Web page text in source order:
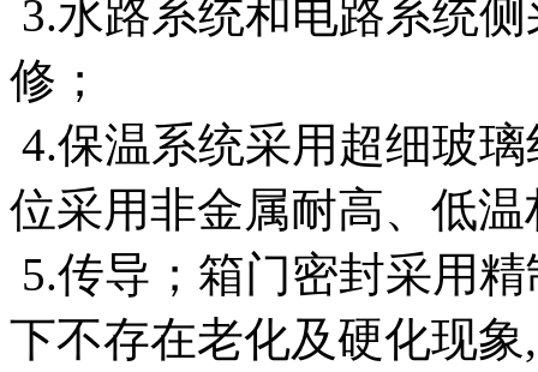
3.水路系统和电路系统
修；
4.保温系统采用超细玻
位采用非金属耐高、低
5.传导；箱门密封采用
下不存在老化及硬化现